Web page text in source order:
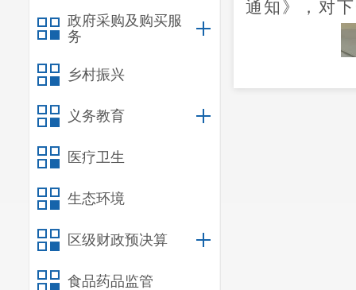
政府采购及购买服
务
乡村振兴
义务教育
医疗卫生
生态环境
区级财政预决算
食品药品监管
通知》，对